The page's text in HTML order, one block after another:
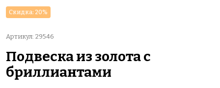
Скидка: 20%
Артикул: 29546
Подвеска из золота с
бриллиантами